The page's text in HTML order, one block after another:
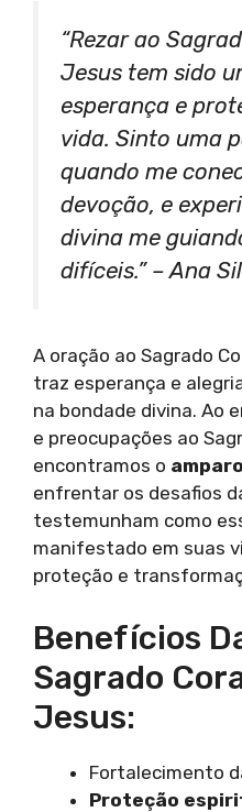
“Rezar ao
Jesus tem sido
esperança e
vida. Sinto uma
quando me
devoção, e
divina me
difíceis.” – Ana
A oração ao Sagrado
traz esperança e
na bondade divina. Ao
e preocupações ao
encontramos o amparo
enfrentar os desafios
testemunham como
manifestado em suas
proteção e
Benefícios
Sagrado
Jesus:
Fortalecimento
Proteção